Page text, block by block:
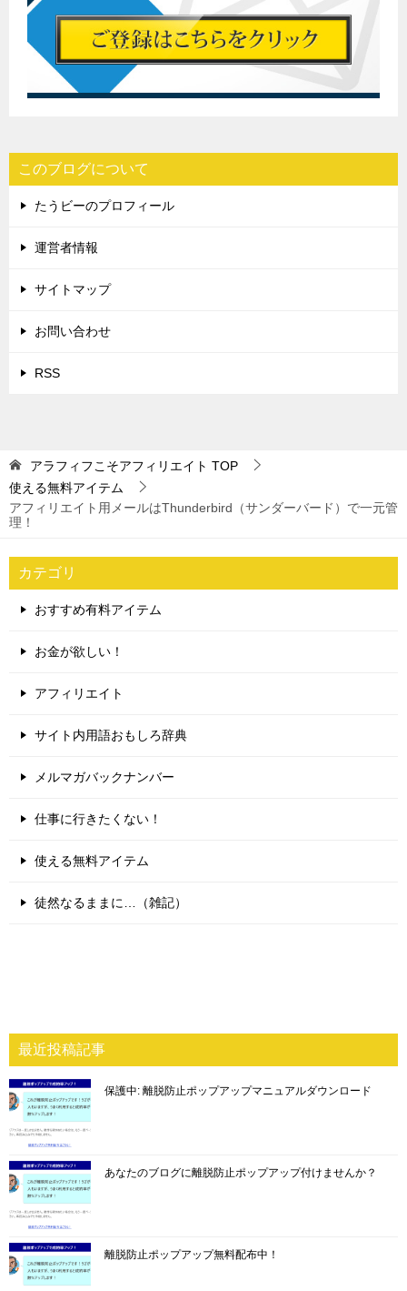
このブログについて
たうビーのプロフィール
運営者情報
サイトマップ
お問い合わせ
RSS
アラフィフこそアフィリエイト TOP
使える無料アイテム
アフィリエイト用メールはThunderbird（サンダーバード）で一元管
理！
カテゴリ
おすすめ有料アイテム
お金が欲しい！
アフィリエイト
サイト内用語おもしろ辞典
メルマガバックナンバー
仕事に行きたくない！
使える無料アイテム
徒然なるままに…（雑記）
最近投稿記事
保護中: 離脱防止ポップアップマニュアルダウンロード
あなたのブログに離脱防止ポップアップ付けませんか？
離脱防止ポップアップ無料配布中！